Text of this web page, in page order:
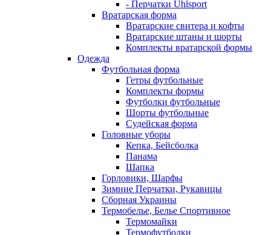
- Перчатки Uhlsport
Вратарская форма
Вратарские свитера и кофты
Вратарские штаны и шорты
Комплекты вратарской формы
Одежда
Футбольная форма
Гетры футбольные
Комплекты формы
Футболки футбольные
Шорты футбольные
Судейская форма
Головные уборы
Кепка, Бейсболка
Панама
Шапка
Горловики, Шарфы
Зимние Перчатки, Рукавицы
Сборная Украины
Термобелье, Белье Спортивное
Термомайки
Термофутболки